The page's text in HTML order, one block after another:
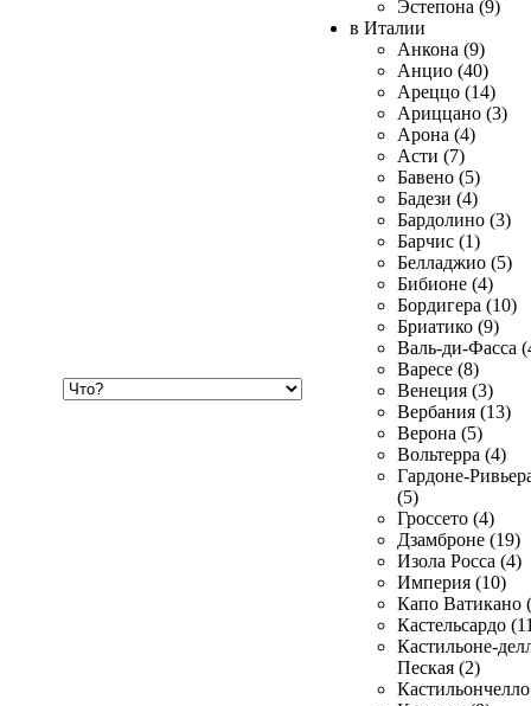
Эстепона (9)
в Италии
Анкона (9)
Анцио (40)
Ареццо (14)
Ариццано (3)
Арона (4)
Асти (7)
Бавено (5)
Бадези (4)
Бардолино (3)
Барчис (1)
Белладжио (5)
Бибионе (4)
Бордигера (10)
Бриатико (9)
Валь-ди-Фасса
Варесе (8)
Венеция (3)
Вербания (13)
Верона (5)
Вольтерра (4)
Гардоне-
(5)
Гроссето (4)
Дзамброне (19)
Изола Росса (4)
Империя (10)
Капо Ватикано
Кастельсардо
Кастильоне-
Пеская (2)